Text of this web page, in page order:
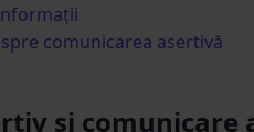
comunicarea asertivă
și comunicare